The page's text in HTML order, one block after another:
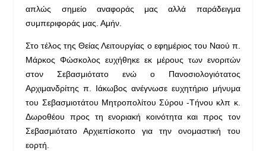
απλώς σημείο αναφοράς μας αλλά παράδειγμα
συμπεριφοράς μας. Αμήν.
Στο τέλος της Θείας Λειτουργίας ο εφημέριος του Ναού π.
Μάρκος Φώσκολος ευχήθηκε εκ μέρους των ενοριτών
στον Σεβασμιότατο ενώ ο Πανοσιολογιότατος
Αρχιμανδρίτης π. Ιάκωβος ανέγνωσε ευχητήριο μήνυμα
του Σεβασμιοτάτου Μητροπολίτου Σύρου -Τήνου κλπ κ.
Δωροθέου προς τη ενοριακή κοινότητα και προς τον
Σεβασμιότατο Αρχιεπίσκοπο για την ονομαστική του
εορτή.